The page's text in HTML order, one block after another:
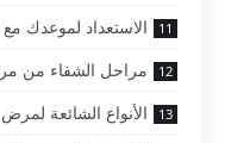
الاستعداد لموعدك
مراحل الشفاء من
الأنواع الشائعة